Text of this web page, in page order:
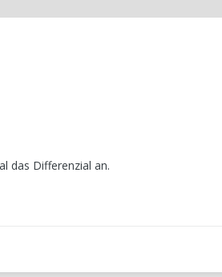
das Differenzial an.